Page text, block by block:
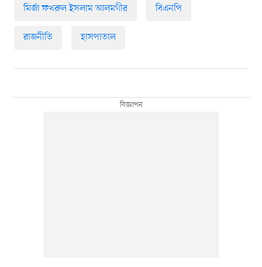
মির্জা ফখরুল ইসলাম আলমগীর বিএনপি
রাজনীতি হাসপাতাল